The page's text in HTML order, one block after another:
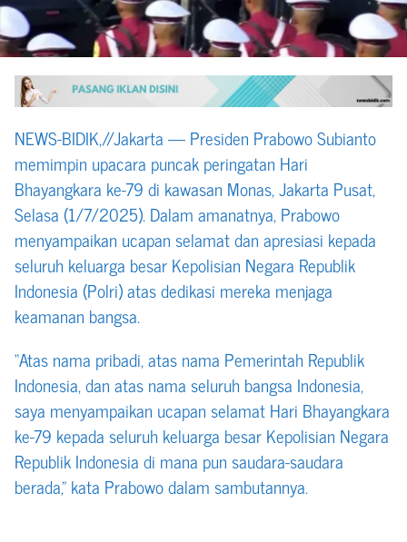
NEWS-BIDIK,//Jakarta — Presiden Prabowo Subianto
memimpin upacara puncak peringatan Hari
Bhayangkara ke-79 di kawasan Monas, Jakarta Pusat,
Selasa (1/7/2025). Dalam amanatnya, Prabowo
menyampaikan ucapan selamat dan apresiasi kepada
seluruh keluarga besar Kepolisian Negara Republik
Indonesia (Polri) atas dedikasi mereka menjaga
keamanan bangsa.
“Atas nama pribadi, atas nama Pemerintah Republik
Indonesia, dan atas nama seluruh bangsa Indonesia,
saya menyampaikan ucapan selamat Hari Bhayangkara
ke-79 kepada seluruh keluarga besar Kepolisian Negara
Republik Indonesia di mana pun saudara-saudara
berada,” kata Prabowo dalam sambutannya.